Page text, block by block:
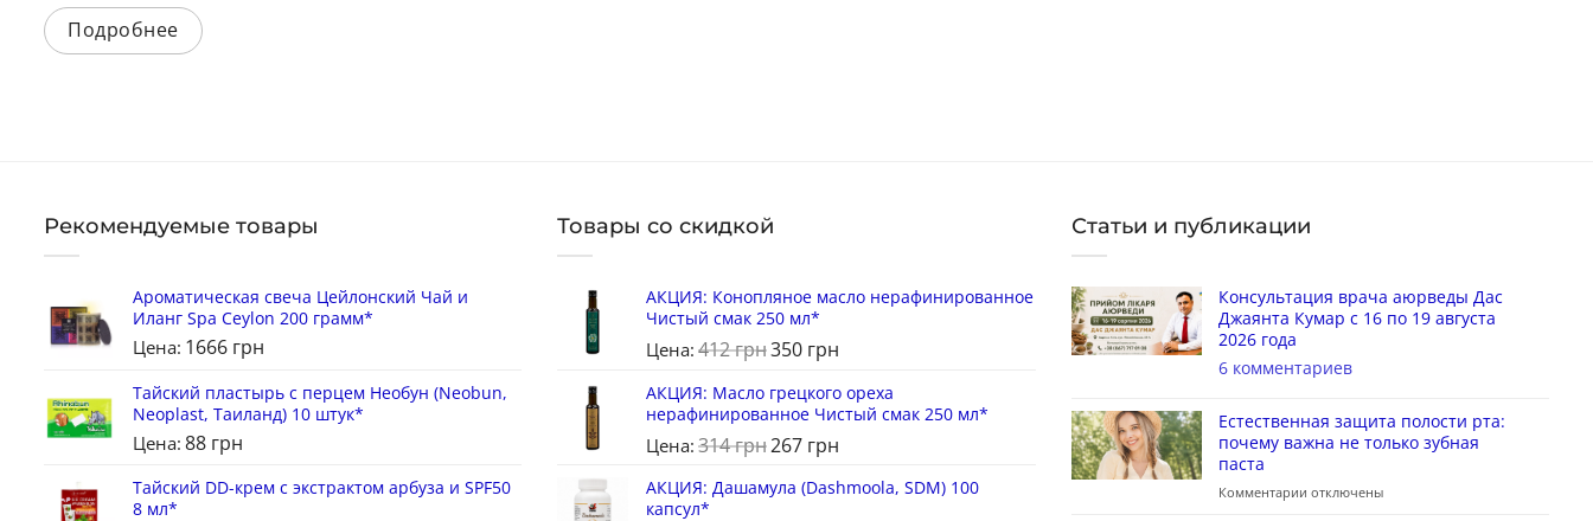
Подробнее
Рекомендуемые товары
Ароматическая свеча Цейлонский Чай и
Иланг Spa Ceylon 200 грамм*
Цена: 1666 грн
Тайский пластырь с перцем Необун (Neobun,
Neoplast, Таиланд) 10 штук*
Цена: 88 грн
Тайский DD-крем с экстрактом арбуза и SPF50
8 мл*
Товары со скидкой
АКЦИЯ: Конопляное масло нерафинированное
Чистый смак 250 мл*
Цена: 412грн350 грн
АКЦИЯ: Масло грецкого ореха
нерафинированное Чистый смак 250 мл*
Цена: 314грн267 грн
АКЦИЯ: Дашамула (Dashmoola, SDM) 100
капсул*
Статьи и публикации
Консультация врача аюрведы Дас
Джаянта Кумар с 16 по 19 августа
2026 года
6 комментариев
Естественная защита полости рта:
почему важна не только зубная
паста
Комментарии отключены